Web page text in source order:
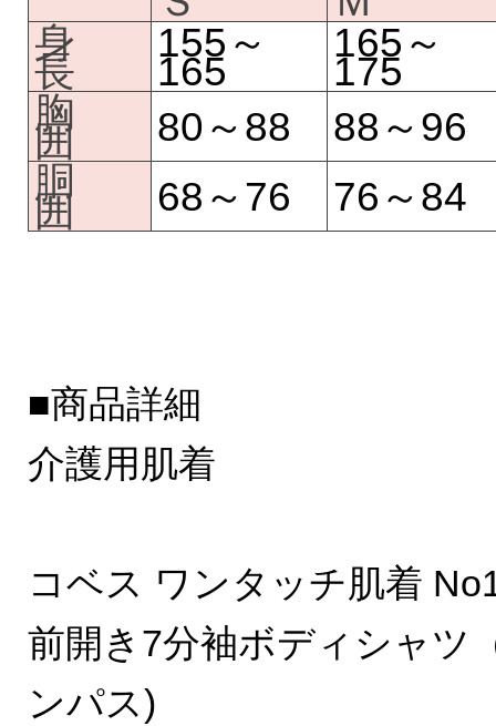
身
長
155～
165
165～
175
胸
囲 80～88
88～96
胴
囲 68～76 76～84
■商品詳細
介護用肌着
コベス ワンタッチ肌着
前開き7分袖ボディシャツ
ンパス)